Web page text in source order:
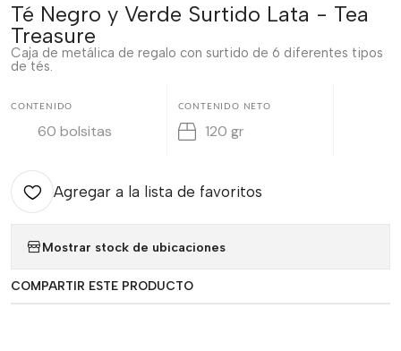
Té Negro y Verde Surtido Lata - Tea
Treasure
Caja de metálica de regalo con surtido de 6 diferentes tipos
de tés.
CONTENIDO
60 bolsitas
CONTENIDO NETO
120 gr
Agregar a la lista de favoritos
Mostrar stock de ubicaciones
COMPARTIR ESTE PRODUCTO